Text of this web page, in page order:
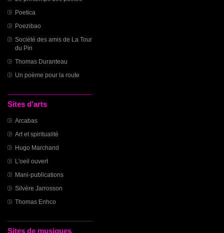
Poetica
Poezibao
Société des amis de La Tour
du Pin
Thomas Duranteau
Un poème pour la route
Sites d'arts
Arcabas
Art et spiritualité
Hugo Marchand
L'oeil ouvert
Mani-publications
Silvère Jarrosson
Thomas Enhco
Sites de musiques